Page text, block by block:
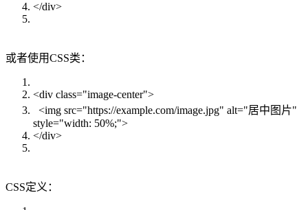
</div>
或者使用CSS类：
<div class="image-center">
<img src="https://example.com/image.jpg" alt="居中图片"
style="width: 50%;">
</div>
CSS定义：